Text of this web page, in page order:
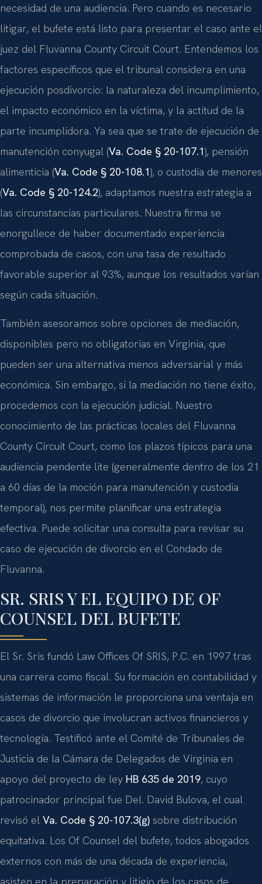
necesidad de una audiencia. Pero cuando es necesario
litigar, el bufete está listo para presentar el caso ante el
juez del Fluvanna County Circuit Court. Entendemos los
factores específicos que el tribunal considera en una
ejecución posdivorcio: la naturaleza del incumplimiento,
el impacto económico en la víctima, y la actitud de la
parte incumplidora. Ya sea que se trate de ejecución de
manutención conyugal (Va. Code § 20-107.1), pensión
alimenticia (Va. Code § 20-108.1), o custodia de menores
(Va. Code § 20-124.2), adaptamos nuestra estrategia a
las circunstancias particulares. Nuestra firma se
enorgullece de haber documentado experiencia
comprobada de casos, con una tasa de resultado
favorable superior al 93%, aunque los resultados varían
según cada situación.
También asesoramos sobre opciones de mediación,
disponibles pero no obligatorias en Virginia, que
pueden ser una alternativa menos adversarial y más
económica. Sin embargo, si la mediación no tiene éxito,
procedemos con la ejecución judicial. Nuestro
conocimiento de las prácticas locales del Fluvanna
County Circuit Court, como los plazos típicos para una
audiencia pendente lite (generalmente dentro de los 21
a 60 días de la moción para manutención y custodia
temporal), nos permite planificar una estrategia
efectiva. Puede solicitar una consulta para revisar su
caso de ejecución de divorcio en el Condado de
Fluvanna.
SR. SRIS Y EL EQUIPO DE OF
COUNSEL DEL BUFETE
El Sr. Sris fundó Law Offices Of SRIS, P.C. en 1997 tras
una carrera como fiscal. Su formación en contabilidad y
sistemas de información le proporciona una ventaja en
casos de divorcio que involucran activos financieros y
tecnología. Testificó ante el Comité de Tribunales de
Justicia de la Cámara de Delegados de Virginia en
apoyo del proyecto de ley HB 635 de 2019, cuyo
patrocinador principal fue Del. David Bulova, el cual
revisó el Va. Code § 20-107.3(g) sobre distribución
equitativa. Los Of Counsel del bufete, todos abogados
externos con más de una década de experiencia,
asisten en la preparación y litigio de los casos de